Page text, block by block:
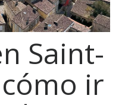
Saint-
ir